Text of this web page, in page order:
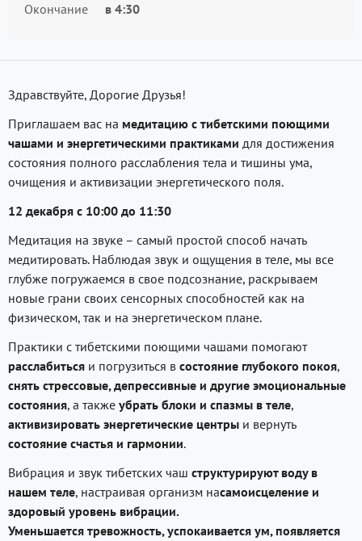
Окончание
в 4:30
Здравствуйте, Дорогие Друзья!
Приглашаем вас на медитацию с тибетскими поющими
чашами и энергетическими практиками для достижения
состояния полного расслабления тела и тишины ума,
очищения и активизации энергетического поля.
12 декабря с 10:00 до 11:30
Медитация на звуке – самый простой способ начать
медитировать. Наблюдая звук и ощущения в теле, мы все
глубже погружаемся в свое подсознание, раскрываем
новые грани своих сенсорных способностей как на
физическом, так и на энергетическом плане.
Практики с тибетскими поющими чашами помогают
расслабиться и погрузиться в состояние глубокого покоя,
снять стрессовые, депрессивные и другие эмоциональные
состояния, а также убрать блоки и спазмы в теле,
активизировать энергетические центры и вернуть
состояние счастья и гармонии.
Вибрация и звук тибетских чаш структурируют воду в
нашем теле, настраивая организм насамоисцеление и
здоровый уровень вибрации.
Уменьшается тревожность, успокаивается ум, появляется